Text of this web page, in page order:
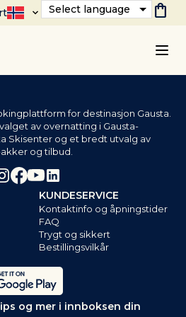
Select language shopping_bag
for destinasjon Gausta.
av overnatting i Gausta-
Skisenter og et bredt utvalg av
og tilbud.
KUNDESERVICE
Kontaktinfo og åpningstider
FAQ
Trygt og sikkert
Bestillingsvilkår
og mer i innboksen din